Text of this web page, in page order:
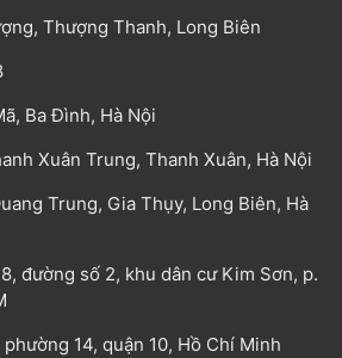
Thượng Thanh, Long Biên
Ba Đình, Hà Nội
Xuân Trung, Thanh Xuân, Hà Nội
Trung, Gia Thụy, Long Biên, Hà
đường số 2, khu dân cư Kim Sơn, p.
14, quận 10, Hồ Chí Minh